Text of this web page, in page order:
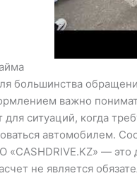
большинства
важно
ситуаций, когда
автомобилем.
— это
не является